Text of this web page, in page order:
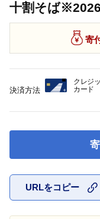
十割そば
寄
URLをコピー
決済方法
クレジ
カード